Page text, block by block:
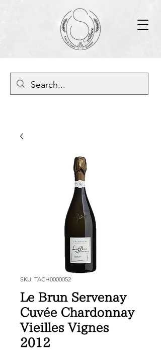
SKU: TACH0000052
Le Brun Servenay
Cuvée Chardonnay
Vieilles Vignes
2012